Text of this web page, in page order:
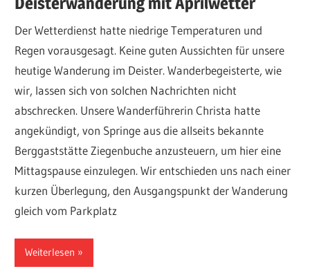
Der Wetterdienst hatte niedrige Temperaturen und
Regen vorausgesagt. Keine guten Aussichten für unsere
heutige Wanderung im Deister. Wanderbegeisterte, wie
wir, lassen sich von solchen Nachrichten nicht
abschrecken. Unsere Wanderführerin Christa hatte
angekündigt, von Springe aus die allseits bekannte
Berggaststätte Ziegenbuche anzusteuern, um hier eine
Mittagspause einzulegen. Wir entschieden uns nach einer
kurzen Überlegung, den Ausgangspunkt der Wanderung
gleich vom Parkplatz
Weiterlesen